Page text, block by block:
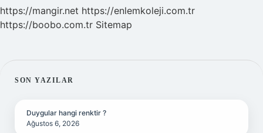
https://mangir.net https://enlemkoleji.com.tr
https://boobo.com.tr Sitemap
SIDEBAR
SON YAZILAR
Duygular hangi renktir ?
Ağustos 6, 2026